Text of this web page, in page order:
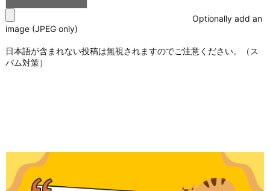
Optionally add an
image (JPEG only)
日本語が含まれない投稿は無視されますのでご注意ください。（ス
パム対策）